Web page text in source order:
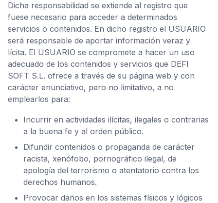
Dicha responsabilidad se extiende al registro que
fuese necesario para acceder a determinados
servicios o contenidos. En dicho registro el USUARIO
será responsable de aportar información veraz y
lícita. El USUARIO se compromete a hacer un uso
adecuado de los contenidos y servicios que DEFI
SOFT S.L. ofrece a través de su página web y con
carácter enunciativo, pero no limitativo, a no
emplearlos para:
Incurrir en actividades ilícitas, ilegales o contrarias
a la buena fe y al orden público.
Difundir contenidos o propaganda de carácter
racista, xenófobo, pornográfico ilegal, de
apología del terrorismo o atentatorio contra los
derechos humanos.
Provocar daños en los sistemas físicos y lógicos